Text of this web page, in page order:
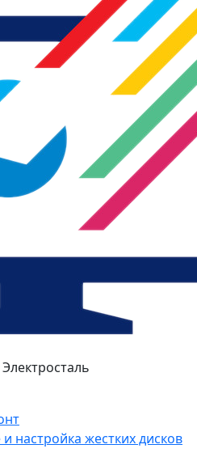
настройка жестких дисков